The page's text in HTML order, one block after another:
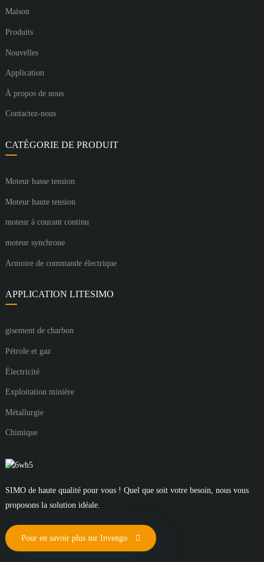
Maison
Produits
Nouvelles
Application
À propos de nous
Contactez-nous
CATÉGORIE DE PRODUIT
Moteur basse tension
Moteur haute tension
moteur à courant continu
moteur synchrone
Armoire de commande électrique
APPLICATION LITESIMO
gisement de charbon
Pétrole et gaz
Électricité
Exploitation minière
Métallurgie
Chimique
SIMO de haute qualité pour vous ! Quel que soit votre besoin, nous vous
proposons la solution idéale.
Pour en savoir plus sur Invengo